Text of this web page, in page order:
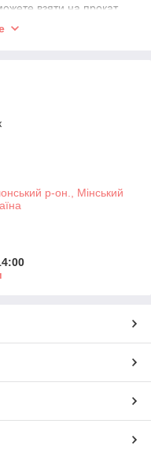
взяти на прокат
р-он., Мінський